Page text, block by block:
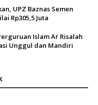
UPZ Baznas Semen
Rp305,5 Juta
Islam Ar Risalah
Unggul dan Mandiri